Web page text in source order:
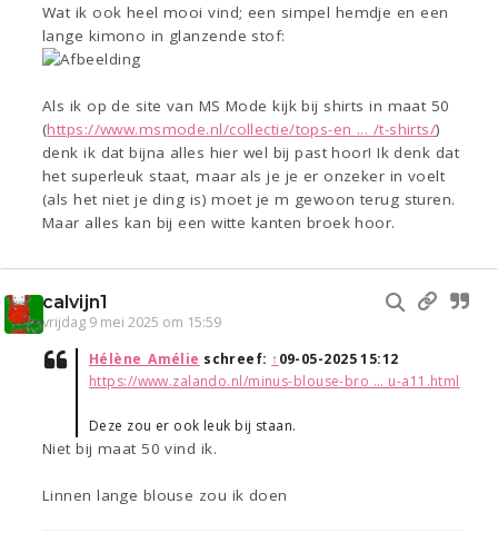
Wat ik ook heel mooi vind; een simpel hemdje en een
lange kimono in glanzende stof:
Als ik op de site van MS Mode kijk bij shirts in maat 50
(https://www.msmode.nl/collectie/tops-en ... /t-shirts/)
denk ik dat bijna alles hier wel bij past hoor! Ik denk dat
het superleuk staat, maar als je je er onzeker in voelt
(als het niet je ding is) moet je m gewoon terug sturen.
Maar alles kan bij een witte kanten broek hoor.
calvijn1
vrijdag 9 mei 2025 om 15:59
Hélène_Amélie schreef: ↑09-05-2025 15:12
https://www.zalando.nl/minus-blouse-bro ... u-a11.html
Deze zou er ook leuk bij staan.
Niet bij maat 50 vind ik.
Linnen lange blouse zou ik doen